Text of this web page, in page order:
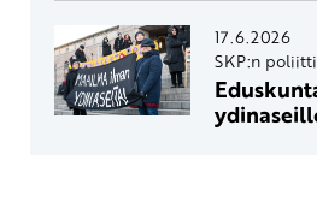
17.6.2026
SKP:n